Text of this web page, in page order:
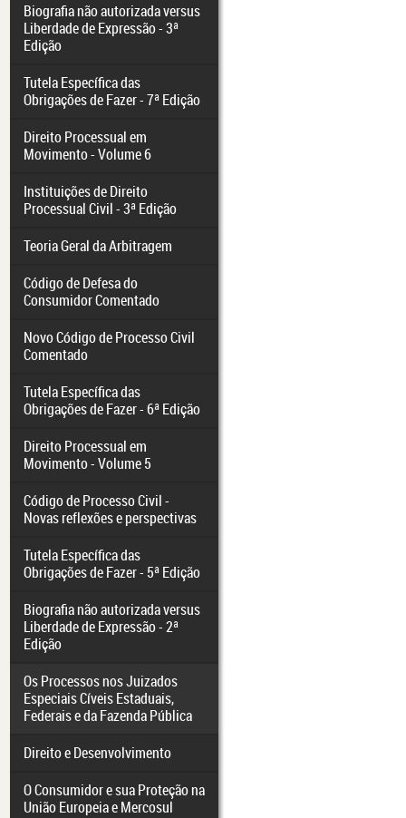
Biografia não autorizada versus
Liberdade de Expressão - 3ª
Edição
Tutela Específica das
Obrigações de Fazer - 7ª Edição
Direito Processual em
Movimento - Volume 6
Instituições de Direito
Processual Civil - 3ª Edição
Teoria Geral da Arbitragem
Código de Defesa do
Consumidor Comentado
Novo Código de Processo Civil
Comentado
Tutela Específica das
Obrigações de Fazer - 6ª Edição
Direito Processual em
Movimento - Volume 5
Código de Processo Civil -
Novas reflexões e perspectivas
Tutela Específica das
Obrigações de Fazer - 5ª Edição
Biografia não autorizada versus
Liberdade de Expressão - 2ª
Edição
Os Processos nos Juizados
Especiais Cíveis Estaduais,
Federais e da Fazenda Pública
Direito e Desenvolvimento
O Consumidor e sua Proteção na
União Europeia e Mercosul